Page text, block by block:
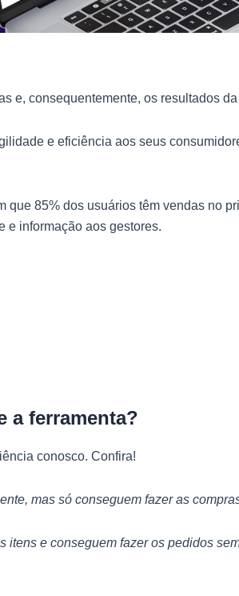
e, consequentemente, os resultados
e eficiência aos seus
85% dos usuários têm vendas no
e informação aos gestores.
a ferramenta?
conosco. Confira!
mas só conseguem fazer as
e conseguem fazer os pedidos